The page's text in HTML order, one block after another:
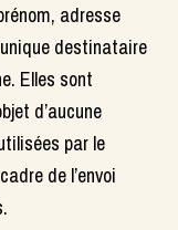
adresse
destinataire
Elles sont
d’aucune
par le
de l’envoi